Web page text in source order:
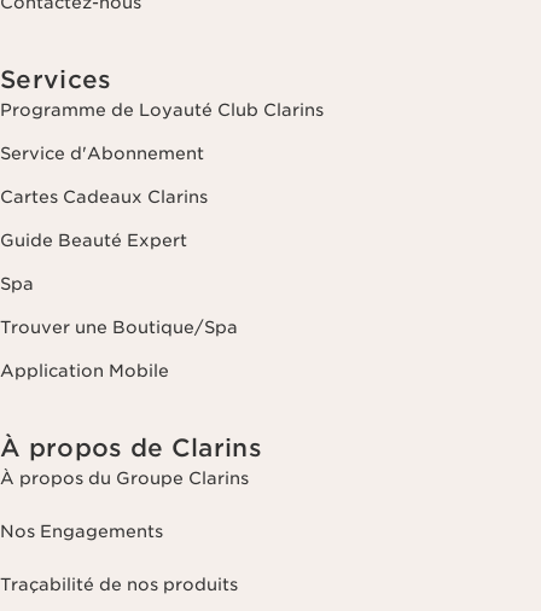
Services
Programme de Loyauté Club Clarins
Service d'Abonnement
Cartes Cadeaux Clarins
Guide Beauté Expert
Spa
Trouver une Boutique/Spa
Application Mobile
À propos de Clarins
À propos du Groupe Clarins
Nos Engagements
Traçabilité de nos produits